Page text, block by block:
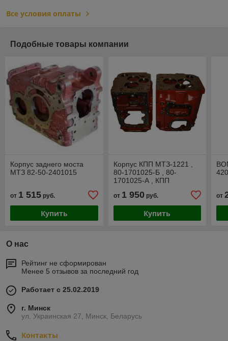
Все условия оплаты
Подобные товары компании
Корпус заднего моста
МТЗ 82-50-2401015
от 1 515 руб.
Купить
Корпус КПП МТЗ-1221 ,
80-1701025-Б , 80-
1701025-А , КПП
от 1 950руб.
Купить
от
О нас
Рейтинг не сформирован
Менее 5 отзывов за последний год
Работает с 25.02.2019
г. Минск
ул. Украинская 27, Минск, Беларусь
Контакты